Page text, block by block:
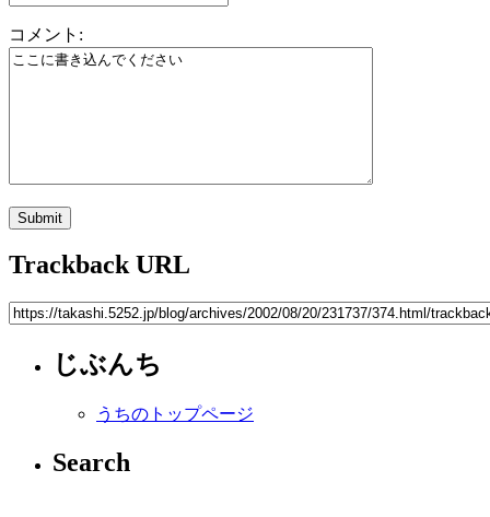
コメント:
Trackback URL
じぶんち
うちのトップページ
Search